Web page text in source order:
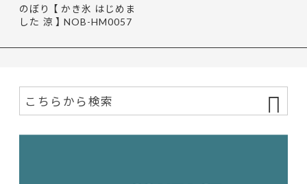
のぼり 【 かき氷 はじめま
した 涼 】 NOB-HM0057